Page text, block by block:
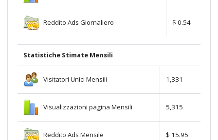
Reddito Ads Giornaliero $ 0.54
Statistiche Stimate Mensili
Visitatori Unici Mensili 1,331
Visualizzazioni pagina Mensili 5,315
Reddito Ads Mensile $ 15.95